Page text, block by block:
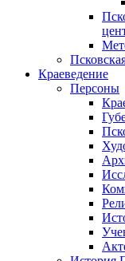
Краеведение
Персоны